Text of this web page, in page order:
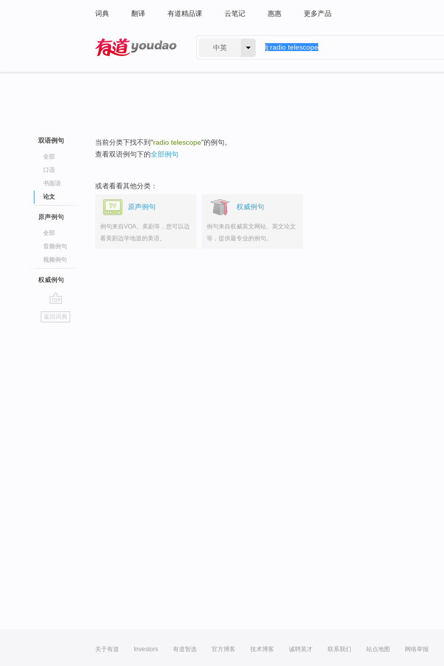
词典 翻译 有道精品课 云笔记 惠惠 更多产品
中英
双语例句
全部
口语
书面语
论文
原声例句
全部
音频例句
视频例句
权威例句
go
top
返回词典
当前分类下找不到"radio telescope"的例句。
查看双语例句下的全部例句
或者看看其他分类：
原声例句
例句来自VOA、美剧等，您可以边
看美剧边学地道的美语。
权威例句
例句来自权威英文网站、英文论文
等，提供最专业的例句。
关于有道 Investors 有道智选 官方博客 技术博客 诚聘英才 联系我们 站点地图 网络举报